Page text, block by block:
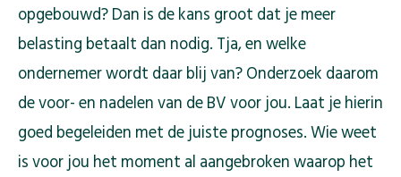
opgebouwd? Dan is de kans groot dat je meer
belasting betaalt dan nodig. Tja, en welke
ondernemer wordt daar blij van? Onderzoek daarom
de voor- en nadelen van de BV voor jou. Laat je hierin
goed begeleiden met de juiste prognoses. Wie weet
is voor jou het moment al aangebroken waarop het